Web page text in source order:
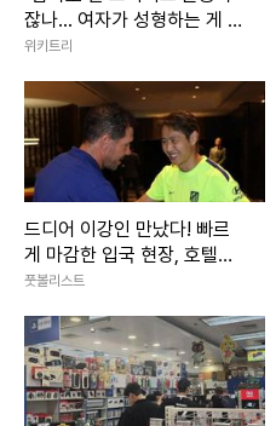
잖나... 여자가 성형하는 게 대
체 왜 문제냐"
위키트리
드디어 이강인 만났다! 빠르
게 마감한 입국 현장, 호텔에
서 아틀레티코 선수단과 첫
풋볼리스트